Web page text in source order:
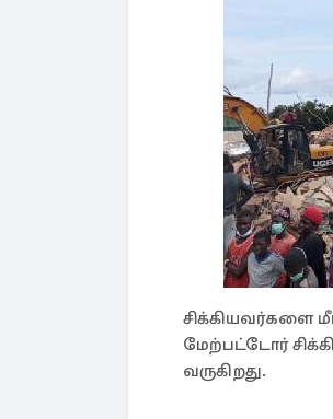
சிக்கியவர்களை
மேற்பட்டோர்
வருகிறது.